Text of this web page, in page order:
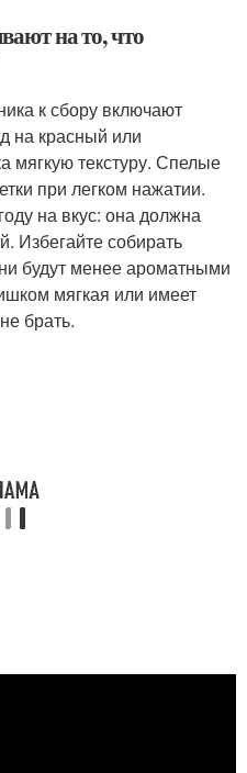
на то, что
к сбору включают
на красный или
мягкую текстуру. Спелые
при легком нажатии.
на вкус: она должна
Избегайте собирать
будут менее ароматными
мягкая или имеет
брать.